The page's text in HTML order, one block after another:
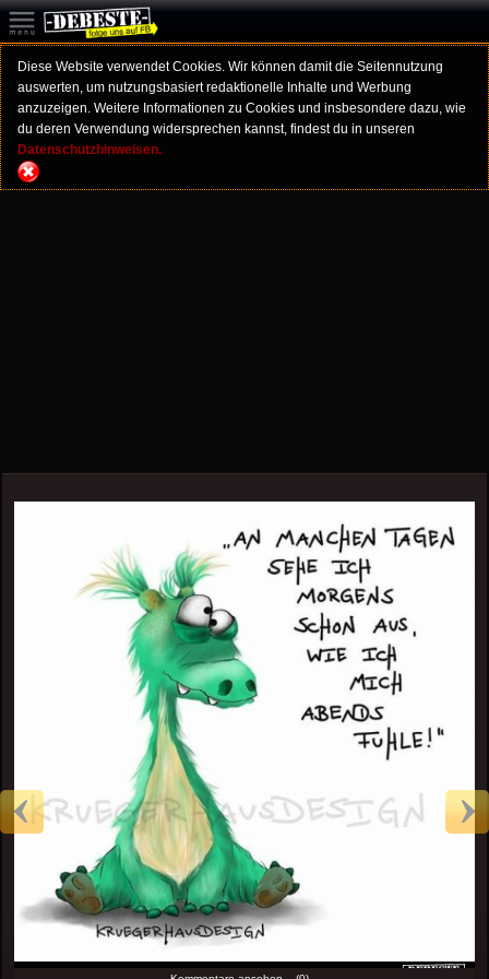
Diese Website verwendet Cookies. Wir können damit die Seitennutzung
auswerten, um nutzungsbasiert redaktionelle Inhalte und Werbung
anzuzeigen. Weitere Informationen zu Cookies und insbesondere dazu, wie
du deren Verwendung widersprechen kannst, findest du in unseren
Datenschutzhinweisen.